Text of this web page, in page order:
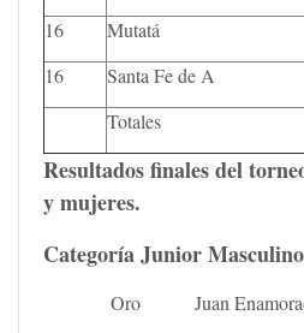
16
Mutatá
16
Santa Fe de A
Totales
Resultados finales del
y mujeres.
Categoría Junior Masculino
Oro Juan